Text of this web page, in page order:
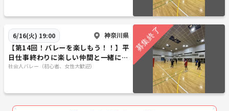
6/16(火) 19:00 神奈川県
【第14回！バレーを楽しもう！！】平
日仕事終わりに楽しい仲間と一緒に汗
を流すバレーイベント🏐✨
社会人バレー（初心者、女性大歓迎）